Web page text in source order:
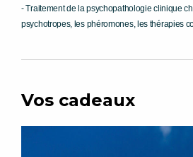
- Traitement de la psychopathologie clinique
psychotropes, les phéromones, les thérapies
Vos cadeaux